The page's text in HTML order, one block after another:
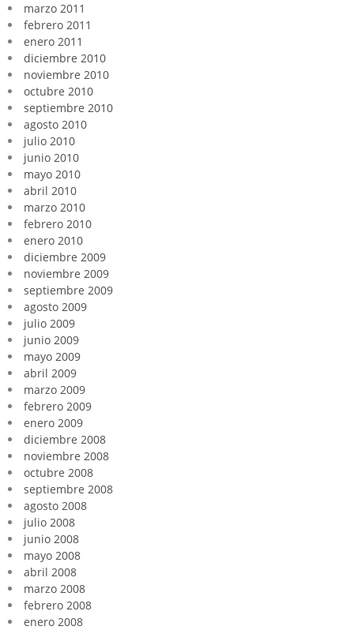
marzo 2011
febrero 2011
enero 2011
diciembre 2010
noviembre 2010
octubre 2010
septiembre 2010
agosto 2010
julio 2010
junio 2010
mayo 2010
abril 2010
marzo 2010
febrero 2010
enero 2010
diciembre 2009
noviembre 2009
septiembre 2009
agosto 2009
julio 2009
junio 2009
mayo 2009
abril 2009
marzo 2009
febrero 2009
enero 2009
diciembre 2008
noviembre 2008
octubre 2008
septiembre 2008
agosto 2008
julio 2008
junio 2008
mayo 2008
abril 2008
marzo 2008
febrero 2008
enero 2008